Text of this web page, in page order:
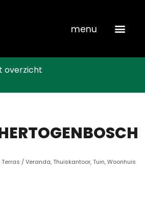
menu
overzicht
Terras / Veranda,Thuiskantoor,Tuin,Woonhuis